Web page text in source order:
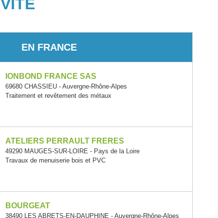
EN FRANCE
IONBOND FRANCE SAS
69680 CHASSIEU - Auvergne-Rhône-Alpes
Traitement et revêtement des métaux
ATELIERS PERRAULT FRERES
49290 MAUGES-SUR-LOIRE - Pays de la Loire
Travaux de menuiserie bois et PVC
BOURGEAT
38490 LES ABRETS-EN-DAUPHINE - Auvergne-Rhône-Alpes